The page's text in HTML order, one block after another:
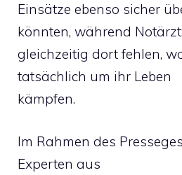
Einsätze ebenso sicher
könnten, während
gleichzeitig dort fehlen,
tatsächlich um ihr Leben
kämpfen.
Im Rahmen des
Experten aus